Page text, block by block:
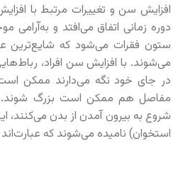
افزایش سن و تغییرات مرتبط با
دوره زمانی اتفاق می‌افتد و به‌آرامی
ستون فقرات می‌شود که شایع‌ترین
می‌شوند. با افزایش سن افراد،
در جای خود نگه می‌دارند ممکن
مفاصل هم ممکن است بزرگ
شروع به بیرون آمدن از بدن می‌کنند،
استخوان) نامیده می‌شوند که عبارت‌اند